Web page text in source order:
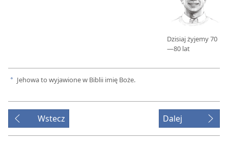
Dzisiaj żyjemy 70
—80 lat
a Jehowa to wyjawione w Biblii imię Boże.
Wstecz Dalej